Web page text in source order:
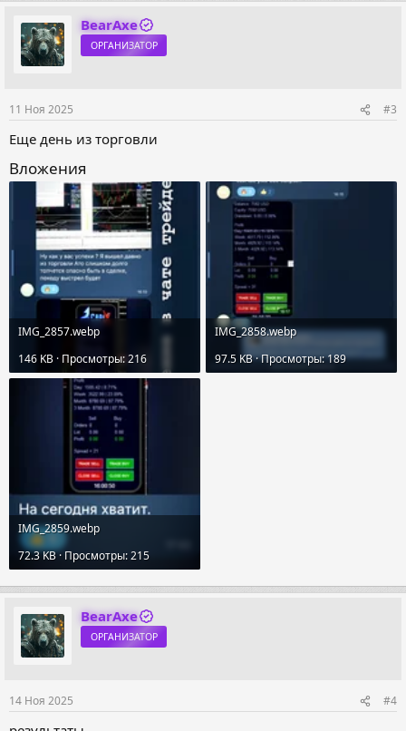
BearAxe
ОРГАНИЗАТОР
11 Ноя 2025 #3
Еще день из торговли
Вложения
IMG_2857.webp
146 KB · Просмотры: 216
IMG_2858.webp
97.5 KB · Просмотры: 189
IMG_2859.webp
72.3 KB · Просмотры: 215
BearAxe
ОРГАНИЗАТОР
14 Ноя 2025 #4